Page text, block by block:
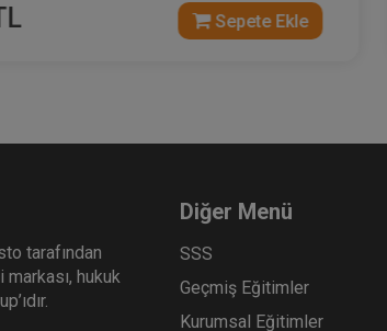
Sepete Ekle 360 TL
tarafından
hukuk
Diğer Menü
SSS
Geçmiş Eğitimler
Kurumsal Eğitimler